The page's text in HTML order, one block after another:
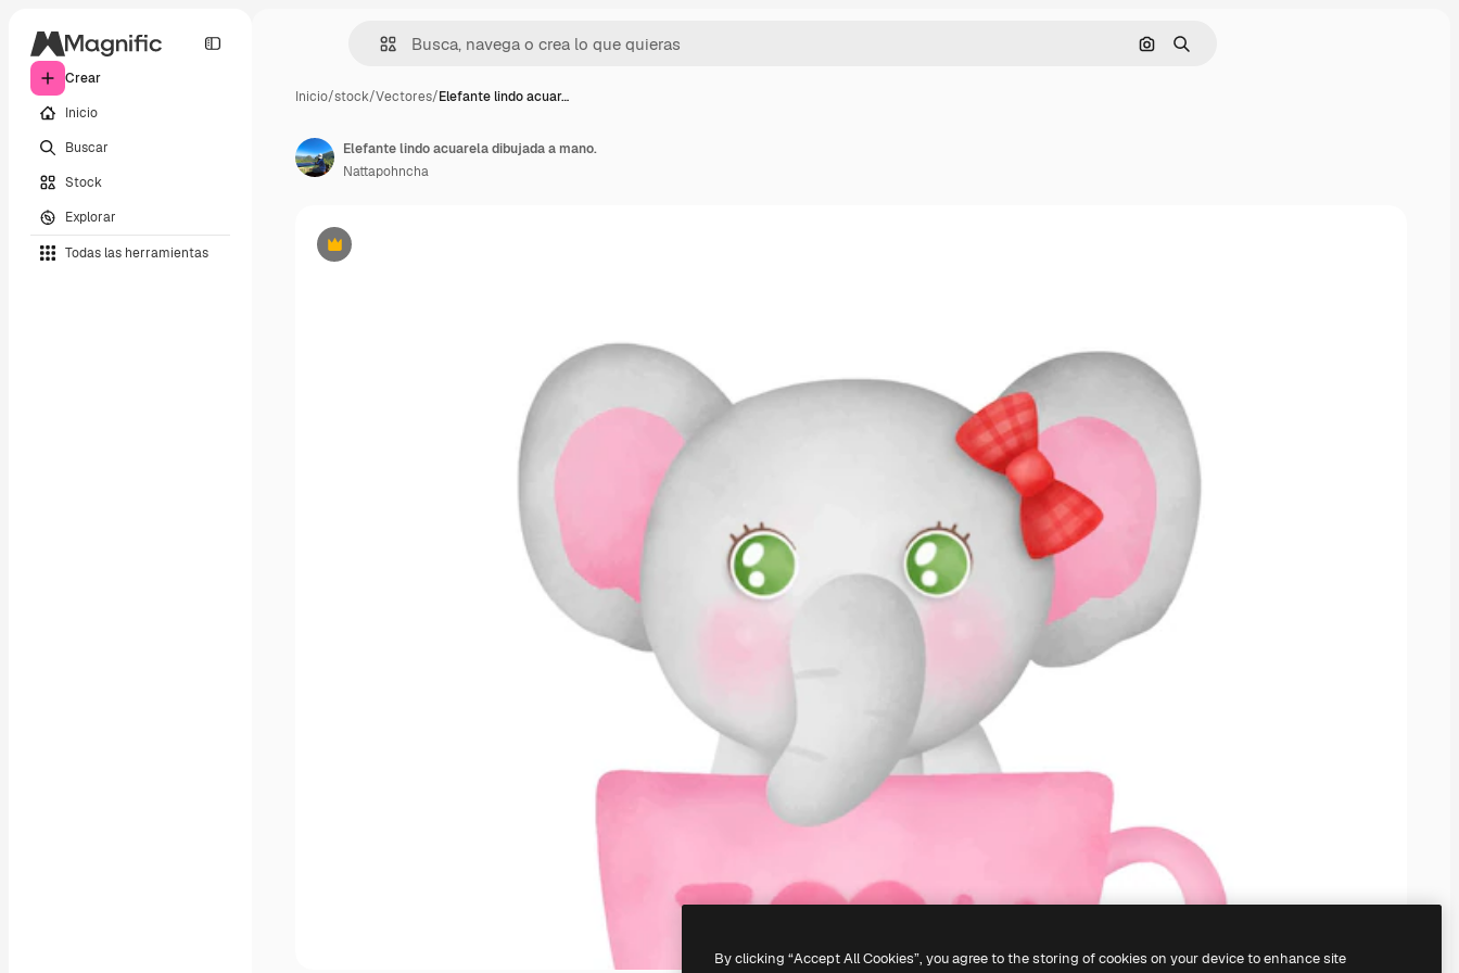
Crear
Inicio
Buscar
Stock
Explorar
Todas las herramientas
Buscar por imagen
Buscar
Inicio/stock/Vectores/Elefante lindo acuar…
Premium
Elefante lindo acuarela dibujada a mano.
Nattapohncha
By clicking “Accept All Cookies”, you agree to the storing of cookies on your device to enhance site